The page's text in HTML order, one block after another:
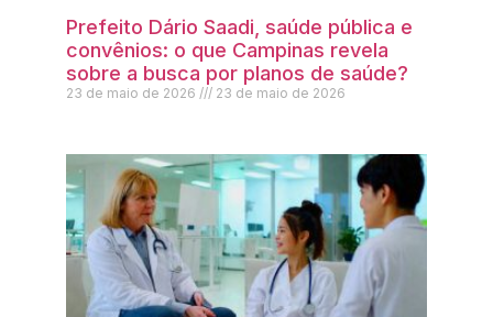
Prefeito Dário Saadi, saúde pública e
convênios: o que Campinas revela
sobre a busca por planos de saúde?
23 de maio de 2026 23 de maio de 2026